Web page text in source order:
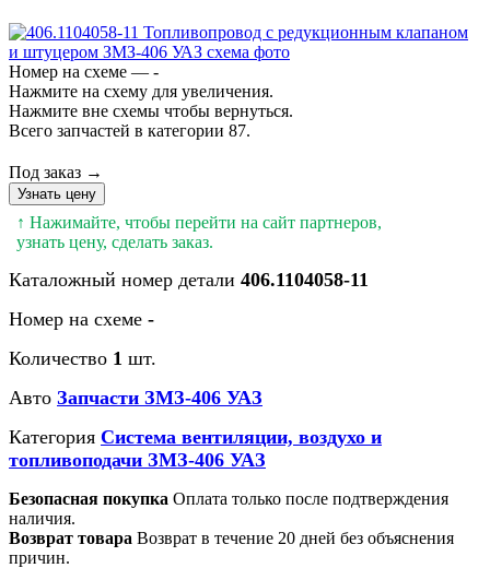
Номер на схеме — -
Нажмите на схему для увеличения.
Нажмите вне схемы чтобы вернуться.
Всего запчастей в категории 87.
Под заказ →
Узнать цену
↑ Нажимайте, чтобы перейти на сайт партнеров,
узнать цену, сделать заказ.
Каталожный номер детали 406.1104058-11
Номер на схеме -
Количество 1 шт.
Авто Запчасти ЗМЗ-406 УАЗ
Категория Система вентиляции, воздухо и
топливоподачи ЗМЗ-406 УАЗ
Безопасная покупка Оплата только после подтверждения
наличия.
Возврат товара Возврат в течение 20 дней без объяснения
причин.